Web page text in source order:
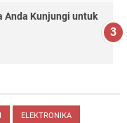
Anda Kunjungi untuk
ELEKTRONIKA